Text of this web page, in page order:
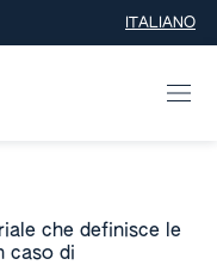
ITALIANO
che definisce le
caso di